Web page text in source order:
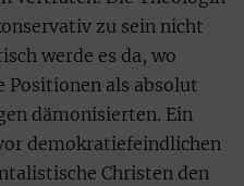
zu sein nicht
werde es da, wo
Positionen als absolut
dämonisierten. Ein
demokratiefeindlichen
Christen den